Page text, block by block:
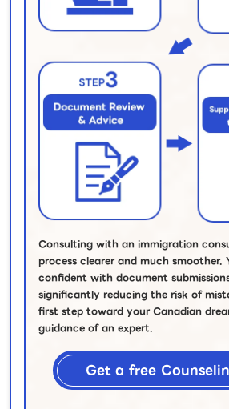
Consulting with an immigration
process clearer and much smoother.
confident with document
significantly reducing the risk of
first step toward your Canadian
guidance of an expert.
Get a free